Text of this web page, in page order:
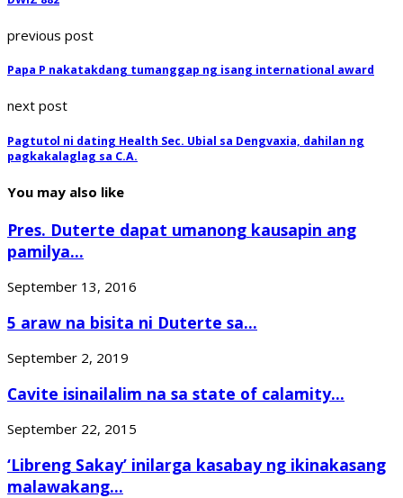
previous post
Papa P nakatakdang tumanggap ng isang international award
next post
Pagtutol ni dating Health Sec. Ubial sa Dengvaxia, dahilan ng
pagkakalaglag sa C.A.
You may also like
Pres. Duterte dapat umanong kausapin ang
pamilya...
September 13, 2016
5 araw na bisita ni Duterte sa...
September 2, 2019
Cavite isinailalim na sa state of calamity...
September 22, 2015
‘Libreng Sakay’ inilarga kasabay ng ikinakasang
malawakang...